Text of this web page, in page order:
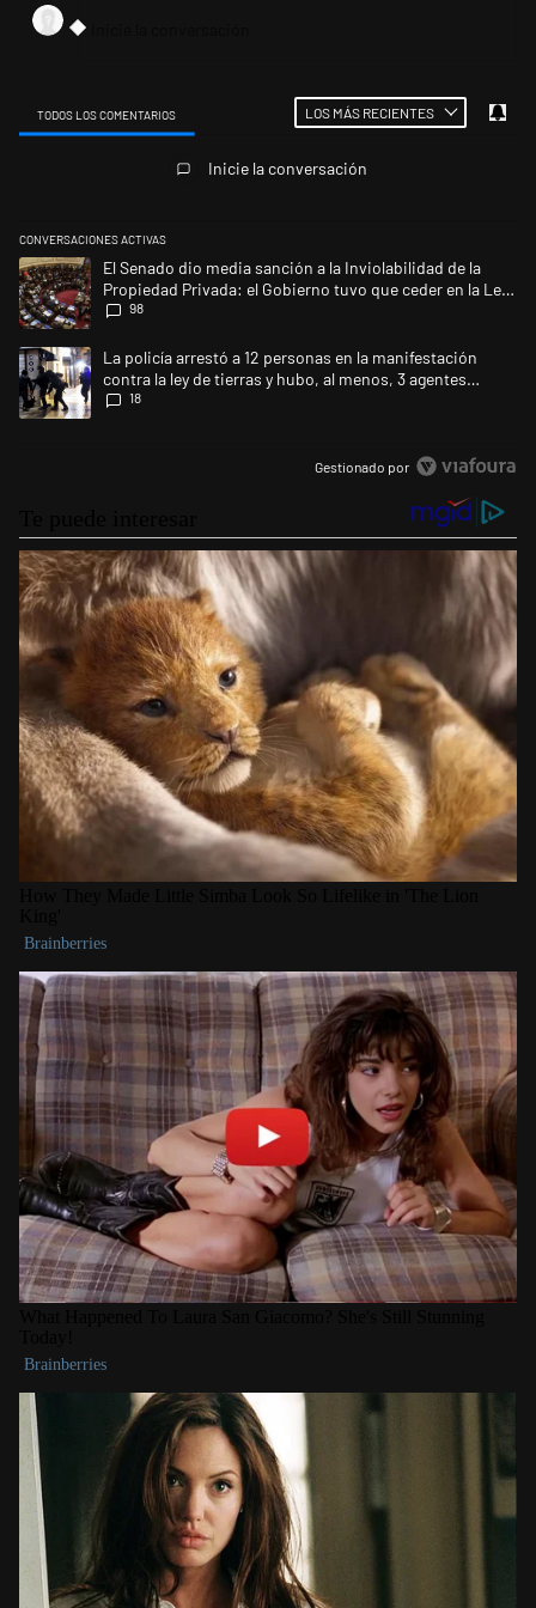
TODOS LOS COMENTARIOS LOS MÁS RECIENTES
Inicie la conversación
CONVERSACIONES ACTIVAS
Este listado muestra los artículos con más comentarios en los últimos
Un artículo de tendencia con el título "El Senado dio media sanción a
El Senado dio media sanción a la Inviolabilidad de la
Propiedad Privada: el Gobierno tuvo que ceder en la Ley
del Manejo del Fuego
98
Un artículo de tendencia con el título "La policía arrestó a 12
La policía arrestó a 12 personas en la manifestación
contra la ley de tierras y hubo, al menos, 3 agentes
heridos
18
Gestionado por